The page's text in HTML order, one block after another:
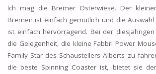
Ich mag die Bremer Osterwiese. Der
Bremen ist einfach gemütlich und die
ist einfach hervorragend. Bei der
die Gelegenheit, die kleine Fabbri Power
Family Star des Schaustellers Alberts zu
die beste Spinning Coaster ist, bietet sie